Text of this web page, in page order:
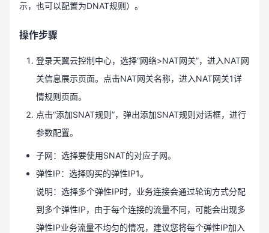
示，也可以配置为DNAT规则）。
操作步骤
登录天翼云控制中心，选择“网络>NAT网关”，进入NAT网
关信息展示页面。点击NAT网关名称，进入NAT网关1详
情规则页面。
点击“添加SNAT规则”，弹出添加SNAT规则对话框，进行
参数配置。
子网：选择要使用SNAT的对应子网。
弹性IP：选择购买的弹性IP1。
说明：选择多个弹性IP时，业务连接会通过轮询方式分配
到多个弹性IP，由于每个连接的流量不同，可能会出现多
弹性IP业务流量不均匀的情况，建议您将每个弹性IP加入